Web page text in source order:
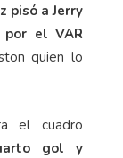
pisó a Jerry
por el VAR
quien lo
el cuadro
gol y